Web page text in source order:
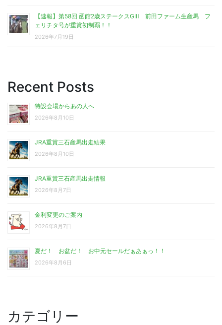
【速報】第58回 函館2歳ステークスGⅢ 前田ファーム生産馬 フ
ェリチタ号が重賞初制覇！！
2026年7月19日
Recent Posts
特設会場からあの人へ
2026年8月10日
JRA重賞三石産馬出走結果
2026年8月10日
JRA重賞三石産馬出走情報
2026年8月7日
金利変更のご案内
2026年8月7日
夏だ！ お盆だ！ お中元セールだぁあぁっ！！
2026年8月6日
カテゴリー